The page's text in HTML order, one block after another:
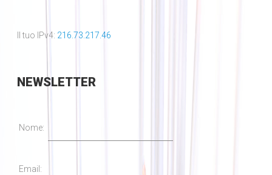
Il tuo IPv4: 216.73.217.46
NEWSLETTER
Nome:
Email: